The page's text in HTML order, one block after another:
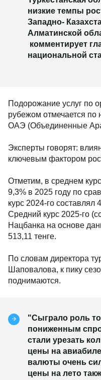
низкие темпы
Западно-
Алматинской
комментирует
национальной
Подорожание услуг по
рубежом отмечается по
ОАЭ (Объединенные
Эксперты говорят:
ключевым фактором
Отметим, в среднем
9,3% в 2025 году по
курс 2024-го составлял
Средний курс 2025-го
Нацбанка на основе
513,11 тенге.
По словам директора
Шаповалова, к пику
поднимаются.
"Сыграло роль
пониженным
стали урезать
цены на
валюты очень
цены на лето